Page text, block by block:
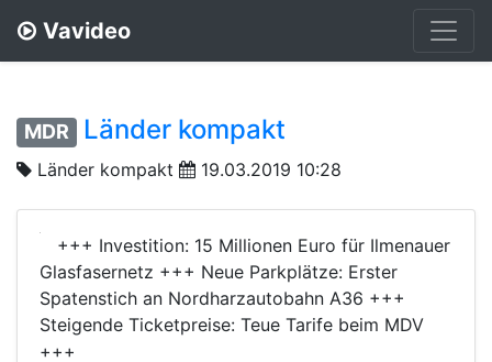
Vavideo
MDR Länder kompakt
Länder kompakt 19.03.2019 10:28
+++ Investition: 15 Millionen Euro für Ilmenauer
Glasfasernetz +++ Neue Parkplätze: Erster
Spatenstich an Nordharzautobahn A36 +++
Steigende Ticketpreise: Teue Tarife beim MDV
+++